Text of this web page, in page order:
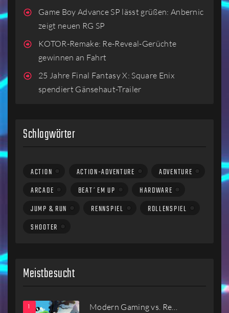
Game Boy Advance SP lässt grüßen: Anbernic
zeigt neuen RG SP
KOTOR-Remake: Re-Reveal-Gerüchte
gewinnen an Fahrt
25 Jahre Final Fantasy X: Square Enix
spendiert Gänsehaut-Trailer
Schlagwörter
ACTION ACTION-ADVENTURE
ADVENTURE
ARCADE
BEAT´EM UP
HARDWARE
JUMP & RUN
RENNSPIEL
ROLLENSPIEL
SHOOTER
Meistbesucht
Modern Gaming vs. Re…